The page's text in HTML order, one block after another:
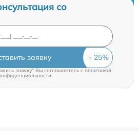
со
заявку
заявку" Вы соглашаетесь cполитикой